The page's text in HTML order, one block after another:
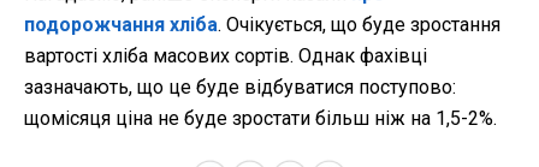
подорожчання хліба. Очікується, що буде зростання
вартості хліба масових сортів. Однак фахівці
зазначають, що це буде відбуватися поступово:
щомісяця ціна не буде зростати більш ніж на 1,5-2%.